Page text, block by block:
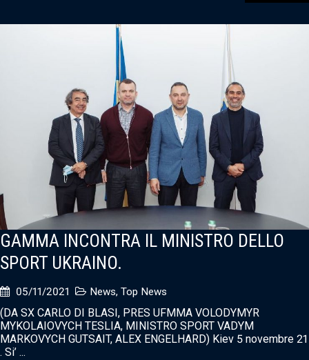
GAMMA INCONTRA IL MINISTRO DELLO
SPORT UKRAINO.
05/11/2021 News, Top News
(DA SX CARLO DI BLASI, PRES UFMMA VOLODYMYR
MYKOLAIOVYCH TESLIA, MINISTRO SPORT VADYM
MARKOVYCH GUTSAIT, ALEX ENGELHARD) Kiev 5 novembre 21
. Si’ ...